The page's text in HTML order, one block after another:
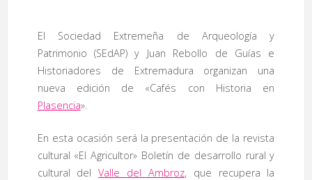
El Sociedad Extremeña de Arqueología y
Patrimonio (SEdAP) y Juan Rebollo de Guías e
Historiadores de Extremadura organizan una
nueva edición de «Cafés con Historia en
Plasencia».
En esta ocasión será la presentación de la revista
cultural «El Agricultor» Boletín de desarrollo rural y
cultural delValle del Ambroz, que recupera la